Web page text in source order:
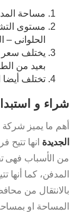
مساحة المدفن
مستوى
الحلوانى
يختلف
بعيد من
تختلف
شراء و
أهم ما يميز
الجديدة انها
من الأسباب فهى
المدفن، كما
بالانتقال من
المساحة او